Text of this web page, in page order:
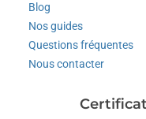
Blog
Nos guides
Questions fréquentes
Nous contacter